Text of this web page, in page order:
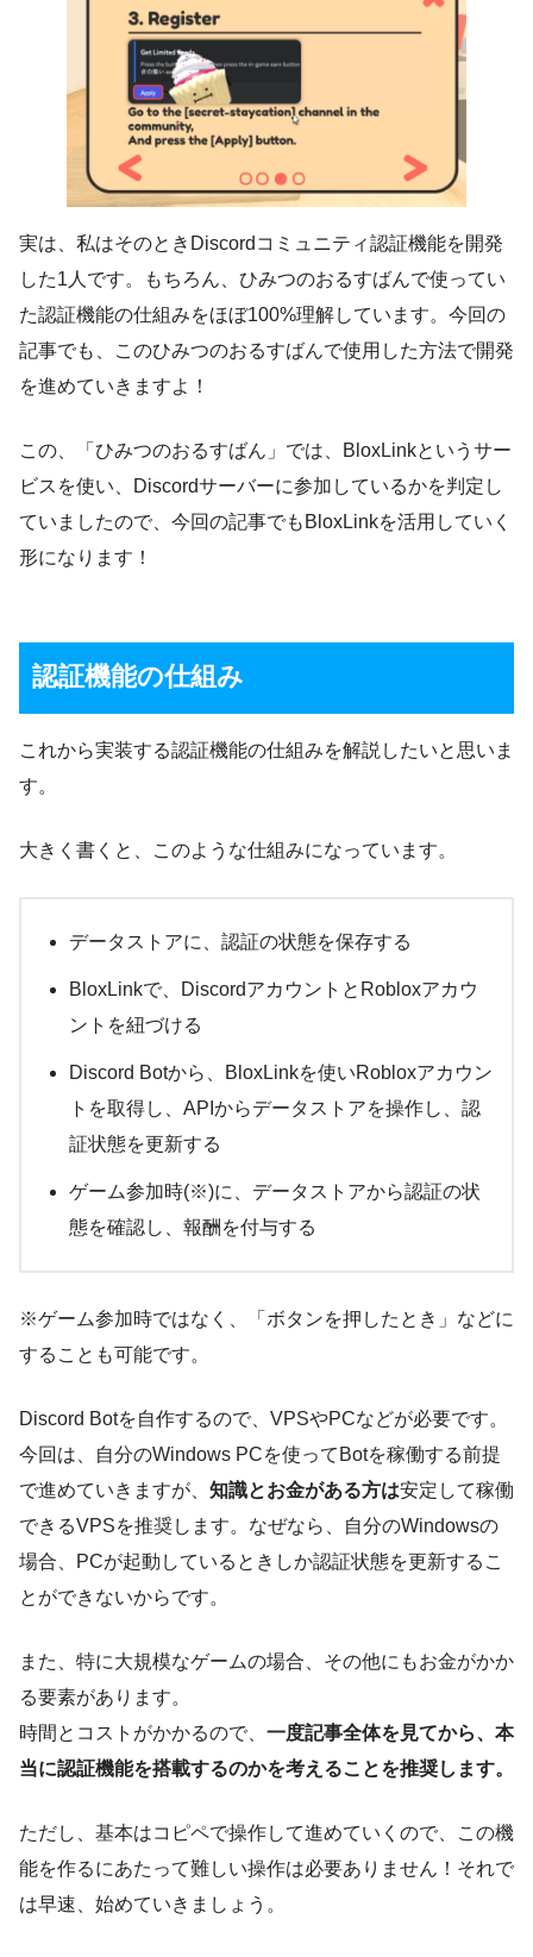
実は、私はそのときDiscordコミュニティ認証機能を開発
した1人です。もちろん、ひみつのおるすばんで使ってい
た認証機能の仕組みをほぼ100%理解しています。今回の
記事でも、このひみつのおるすばんで使用した方法で開発
を進めていきますよ！
この、「ひみつのおるすばん」では、BloxLinkというサー
ビスを使い、Discordサーバーに参加しているかを判定し
ていましたので、今回の記事でもBloxLinkを活用していく
形になります！
認証機能の仕組み
これから実装する認証機能の仕組みを解説したいと思いま
す。
大きく書くと、このような仕組みになっています。
データストアに、認証の状態を保存する
BloxLinkで、DiscordアカウントとRobloxアカウ
ントを紐づける
Discord Botから、BloxLinkを使いRobloxアカウン
トを取得し、APIからデータストアを操作し、認
証状態を更新する
ゲーム参加時(※)に、データストアから認証の状
態を確認し、報酬を付与する
※ゲーム参加時ではなく、「ボタンを押したとき」などに
することも可能です。
Discord Botを自作するので、VPSやPCなどが必要です。
今回は、自分のWindows PCを使ってBotを稼働する前提
で進めていきますが、 知識とお金がある方は安定して稼働
できるVPSを推奨します。なぜなら、自分のWindowsの
場合、PCが起動しているときしか認証状態を更新するこ
とができないからです。
また、特に大規模なゲームの場合、その他にもお金がかか
る要素があります。
時間とコストがかかるので、 一度記事全体を見てから、本
当に認証機能を搭載するのかを考えることを推奨します。
ただし、基本はコピペで操作して進めていくので、この機
能を作るにあたって難しい操作は必要ありません！それで
は早速、始めていきましょう。